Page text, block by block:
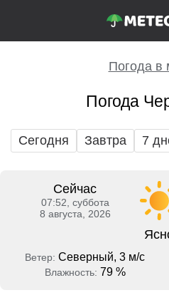
Погода в
Погода
Сегодня Завтра 7
Сейчас
07:52, суббота
8 августа, 2026
Ветер: Северный, 3 м/с
Влажность: 79 %